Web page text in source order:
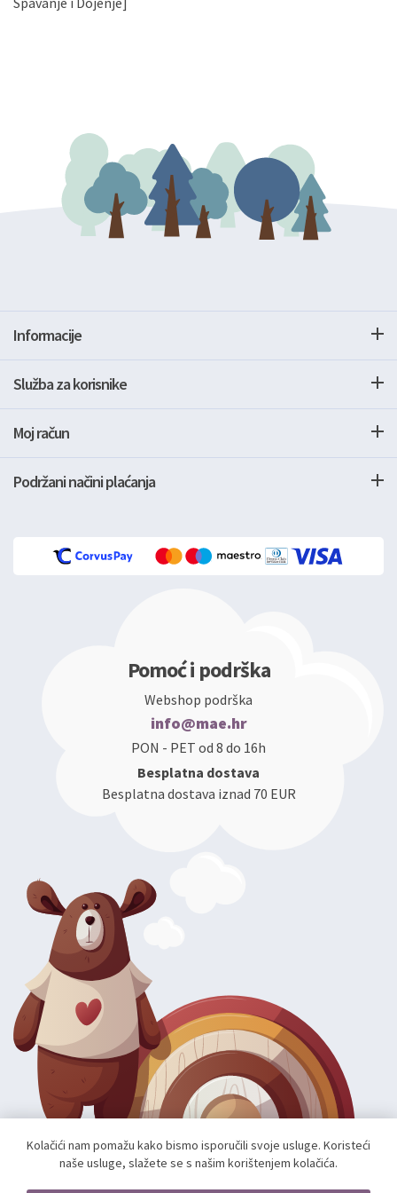
Informacije
Služba za korisnike
Moj račun
Podržani načini plaćanja
Pomoć i podrška
Webshop podrška
info@mae.hr
PON - PET od 8 do 16h
Besplatna dostava
Besplatna dostava iznad 70 EUR
Kolačići nam pomažu kako bismo isporučili svoje usluge. Koristeći
naše usluge, slažete se s našim korištenjem kolačića.